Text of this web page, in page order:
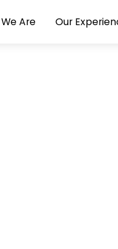
Are Our